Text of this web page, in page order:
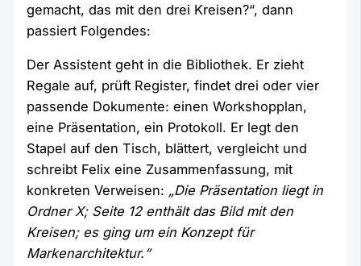
gemacht, das mit den drei Kreisen?“, dann
passiert Folgendes:
Der Assistent geht in die Bibliothek. Er zieht
Regale auf, prüft Register, findet drei oder vier
passende Dokumente: einen Workshopplan,
eine Präsentation, ein Protokoll. Er legt den
Stapel auf den Tisch, blättert, vergleicht und
schreibt Felix eine Zusammenfassung, mit
konkreten Verweisen: „Die Präsentation liegt in
Ordner X; Seite 12 enthält das Bild mit den
Kreisen; es ging um ein Konzept für
Markenarchitektur.“